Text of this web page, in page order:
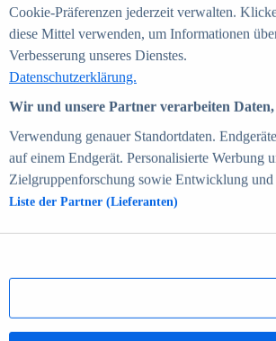
zu mehr als 39.000 Online-Shops
70+
Shop
Cookie-Präferenzen jederzeit verwalten.
diese Mittel verwenden, um Informationen
Verbesserung unseres Dienstes.
Datenschutzerklärung.
Wir und unsere Partner verarbeiten
Verwendung genauer Standortdaten.
auf einem Endgerät. Personalisierte Werbung
Zielgruppenforschung sowie Entwicklung
Liste der Partner (Lieferanten)